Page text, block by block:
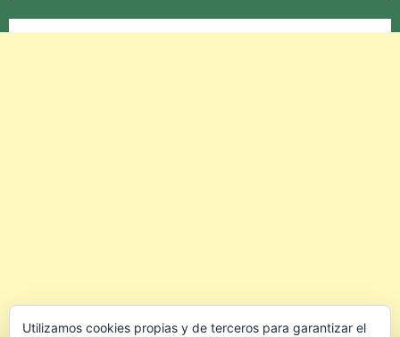
Utilizamos cookies propias y de terceros para garantizar el